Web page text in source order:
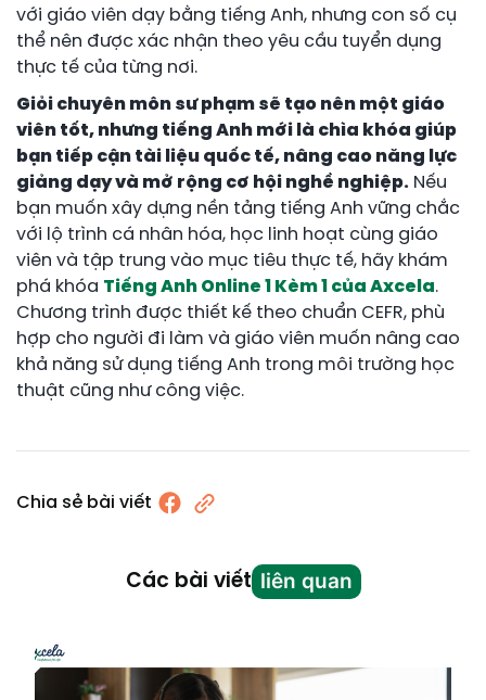
với giáo viên dạy bằng tiếng Anh, nhưng con số cụ
thể nên được xác nhận theo yêu cầu tuyển dụng
thực tế của từng nơi.
Giỏi chuyên môn sư phạm sẽ tạo nên một giáo
viên tốt, nhưng tiếng Anh mới là chìa khóa giúp
bạn tiếp cận tài liệu quốc tế, nâng cao năng lực
giảng dạy và mở rộng cơ hội nghề nghiệp. Nếu
bạn muốn xây dựng nền tảng tiếng Anh vững chắc
với lộ trình cá nhân hóa, học linh hoạt cùng giáo
viên và tập trung vào mục tiêu thực tế, hãy khám
phá khóa Tiếng Anh Online 1 Kèm 1 của Axcela.
Chương trình được thiết kế theo chuẩn CEFR, phù
hợp cho người đi làm và giáo viên muốn nâng cao
khả năng sử dụng tiếng Anh trong môi trường học
thuật cũng như công việc.
Chia sẻ bài viết
Các bài viết liên quan